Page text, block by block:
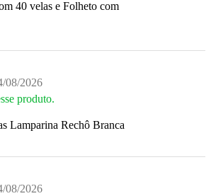
40 velas e Folheto com
08/2026
produto.
Lamparina Rechô Branca
08/2026